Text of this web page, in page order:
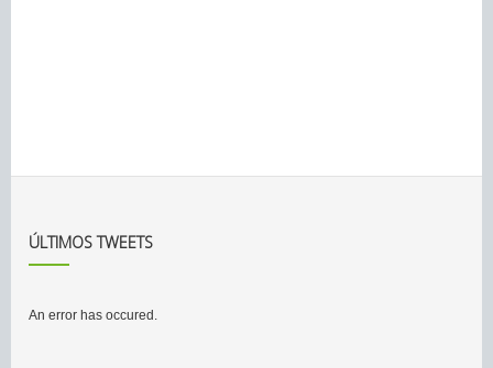
ÚLTIMOS TWEETS
An error has occured.